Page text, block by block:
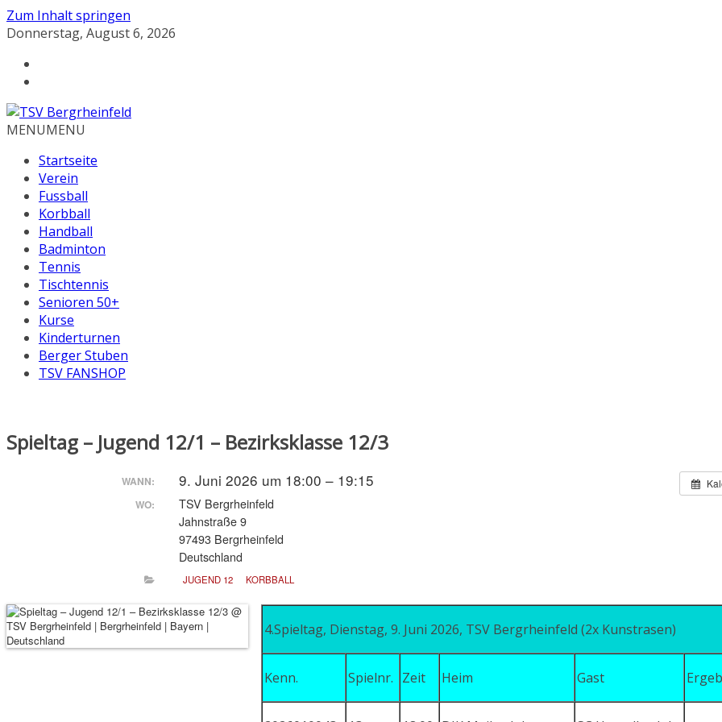
Zum Inhalt springen
Donnerstag, August 6, 2026
MENUMENU
Startseite
Verein
Fussball
Korbball
Handball
Badminton
Tennis
Tischtennis
Senioren 50+
Kurse
Kinderturnen
Berger Stuben
TSV FANSHOP
Spieltag – Jugend 12/1 – Bezirksklasse 12/3
WANN: 9. Juni 2026 um 18:00 – 19:15
WO:
TSV Bergrheinfeld
Jahnstraße 9
97493 Bergrheinfeld
Deutschland
JUGEND 12 KORBBALL
4.Spieltag, Dienstag, 9. Juni 2026, TSV Bergrheinfeld (2x Kunstrasen)
Kenn. Spielnr. Zeit Heim Gast